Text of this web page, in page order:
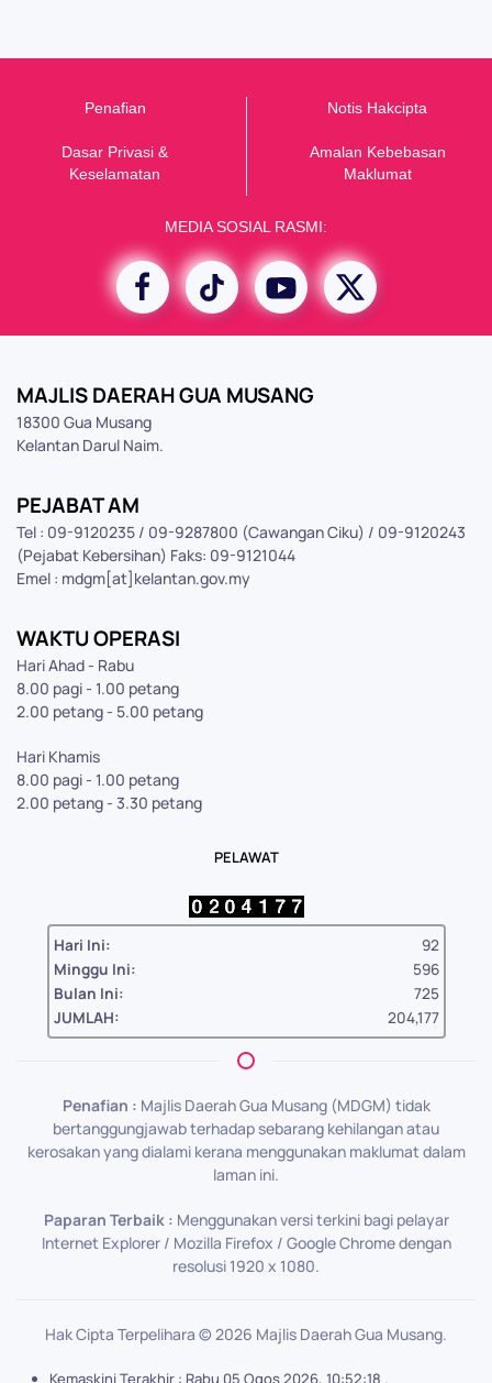
Penafian
Dasar Privasi &
Keselamatan
Notis Hakcipta
Amalan Kebebasan
Maklumat
MEDIA SOSIAL RASMI:
MAJLIS DAERAH GUA MUSANG
18300 Gua Musang
Kelantan Darul Naim.
PEJABAT AM
Tel : 09-9120235 / 09-9287800 (Cawangan Ciku) / 09-9120243
(Pejabat Kebersihan) Faks: 09-9121044
Emel : mdgm[at]kelantan.gov.my
WAKTU OPERASI
Hari Ahad - Rabu
8.00 pagi - 1.00 petang
2.00 petang - 5.00 petang
Hari Khamis
8.00 pagi - 1.00 petang
2.00 petang - 3.30 petang
PELAWAT
Hari Ini:
92
Minggu Ini:
596
Bulan Ini:
725
JUMLAH:
204,177
Penafian : Majlis Daerah Gua Musang (MDGM) tidak
bertanggungjawab terhadap sebarang kehilangan atau
kerosakan yang dialami kerana menggunakan maklumat dalam
laman ini.
Paparan Terbaik : Menggunakan versi terkini bagi pelayar
Internet Explorer / Mozilla Firefox / Google Chrome dengan
resolusi 1920 x 1080.
Hak Cipta Terpelihara ©2026 Majlis Daerah Gua Musang.